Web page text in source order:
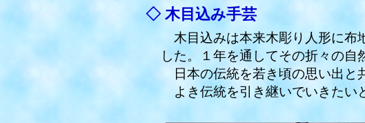
◇ 木目込み手芸
木目込みは本来木彫り人形に布
した。１年を通してその折々の自
日本の伝統を若き頃の思い出と
よき伝統を引き継いでいきたい